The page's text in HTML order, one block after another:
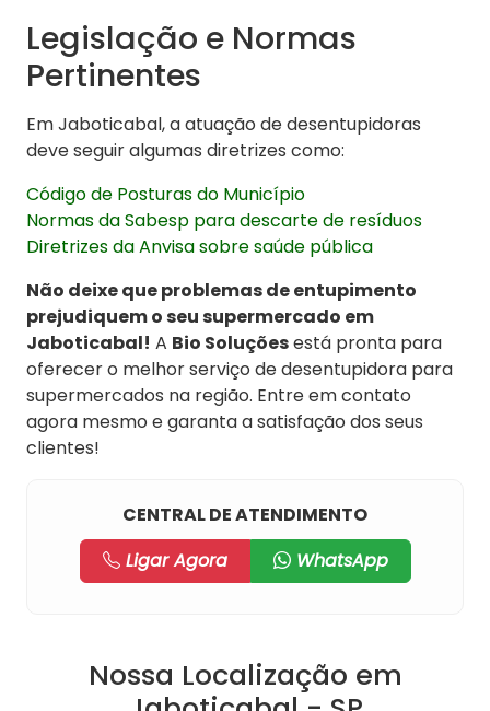
Legislação e Normas
Pertinentes
Em Jaboticabal, a atuação de desentupidoras
deve seguir algumas diretrizes como:
Código de Posturas do Município
Normas da Sabesp para descarte de resíduos
Diretrizes da Anvisa sobre saúde pública
Não deixe que problemas de entupimento
prejudiquem o seu supermercado em
Jaboticabal! A Bio Soluçõesestá pronta para
oferecer o melhor serviço de desentupidora para
supermercados na região. Entre em contato
agora mesmo e garanta a satisfação dos seus
clientes!
CENTRAL DE ATENDIMENTO
Ligar Agora
WhatsApp
Nossa Localização em